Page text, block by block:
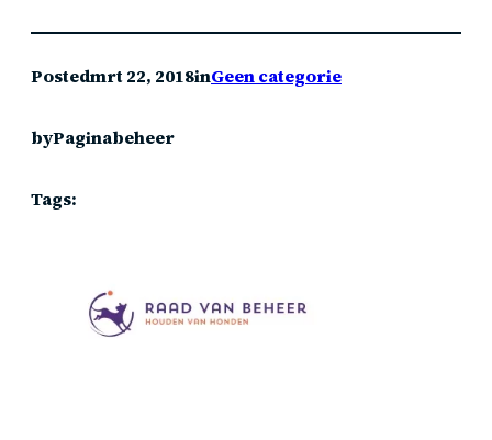
Postedmrt 22, 2018inGeen categorie
byPaginabeheer
Tags: